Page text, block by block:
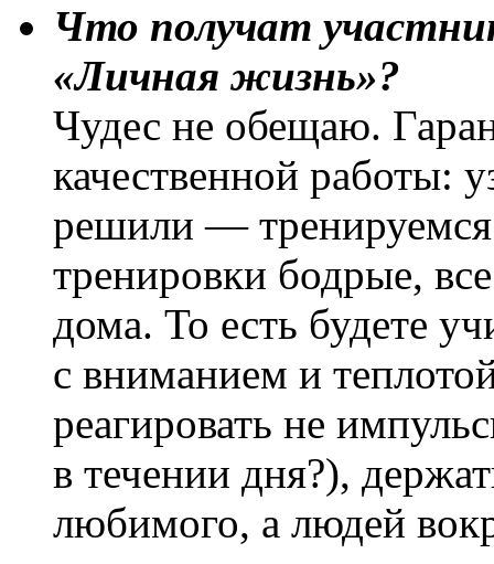
Что получат
«Личная жизнь»?
Чудес не обещаю.
качественной
решили —
тренировки бодрые,
дома. То есть будете
с вниманием и
реагировать не
в течении дня?),
любимого, а людей